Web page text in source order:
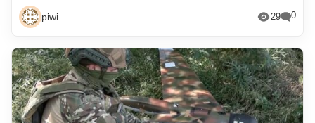
piwi 29 0